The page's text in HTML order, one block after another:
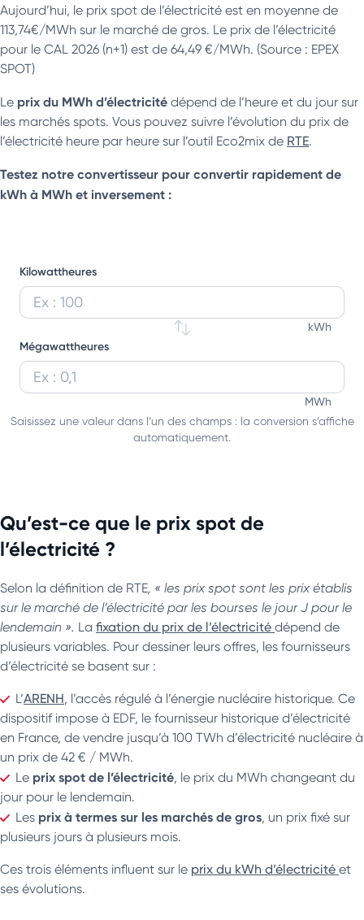
Aujourd’hui, le prix spot de l’électricité est en moyenne de
113,74€/MWh sur le marché de gros. Le prix de l’électricité
pour le CAL 2026 (n+1) est de 64,49 €/MWh. (Source : EPEX
SPOT)
Le prix du MWh d’électricité dépend de l’heure et du jour sur
les marchés spots. Vous pouvez suivre l’évolution du prix de
l’électricité heure par heure sur l’outil Eco2mix de RTE.
Testez notre convertisseur pour convertir rapidement de
kWh à MWh et inversement :
Kilowattheures
kWh
Entrez une valeur en kilowattheures pour la convertir en
Mégawattheures
MWh
Entrez une valeur en mégawattheures pour la convertir
Saisissez une valeur dans l’un des champs : la conversion s’affiche
automatiquement.
Qu’est-ce que le prix spot de
l’électricité ?
Selon la définition de RTE, « les prix spot sont les prix établis
sur le marché de l’électricité par les bourses le jour J pour le
lendemain ». La fixation du prix de l’électricité dépend de
plusieurs variables. Pour dessiner leurs offres, les fournisseurs
d’électricité se basent sur :
L’ARENH, l’accès régulé à l’énergie nucléaire historique. Ce
dispositif impose à EDF, le fournisseur historique d’électricité
en France, de vendre jusqu’à 100 TWh d’électricité nucléaire à
un prix de 42 € / MWh.
Le prix spot de l’électricité, le prix du MWh changeant du
jour pour le lendemain.
Les prix à termes sur les marchés de gros, un prix fixé sur
plusieurs jours à plusieurs mois.
Ces trois éléments influent sur le prix du kWh d’électricité et
ses évolutions.